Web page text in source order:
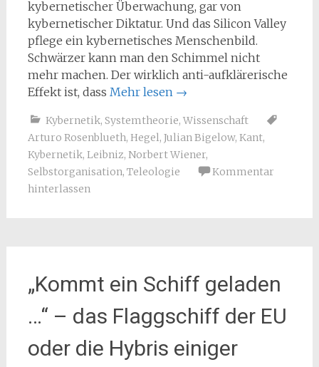
kybernetischer Überwachung, gar von
kybernetischer Diktatur. Und das Silicon Valley
pflege ein kybernetisches Menschenbild.
Schwärzer kann man den Schimmel nicht
mehr machen. Der wirklich anti-aufklärerische
Effekt ist, dass Mehr lesen →
Kybernetik, Systemtheorie, Wissenschaft
Arturo Rosenblueth, Hegel, Julian Bigelow, Kant,
Kybernetik, Leibniz, Norbert Wiener,
Selbstorganisation, Teleologie
Kommentar
hinterlassen
„Kommt ein Schiff geladen
…“ – das Flaggschiff der EU
oder die Hybris einiger